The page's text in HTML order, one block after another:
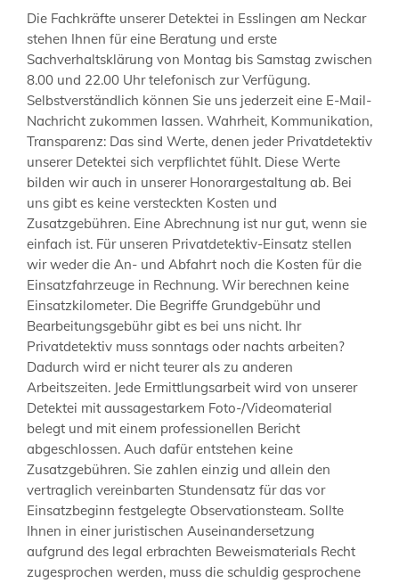
Die Fachkräfte unserer Detektei in Esslingen am Neckar
stehen Ihnen für eine Beratung und erste
Sachverhaltsklärung von Montag bis Samstag zwischen
8.00 und 22.00 Uhr telefonisch zur Verfügung.
Selbstverständlich können Sie uns jederzeit eine E-Mail-
Nachricht zukommen lassen. Wahrheit, Kommunikation,
Transparenz: Das sind Werte, denen jeder Privatdetektiv
unserer Detektei sich verpflichtet fühlt. Diese Werte
bilden wir auch in unserer Honorargestaltung ab. Bei
uns gibt es keine versteckten Kosten und
Zusatzgebühren. Eine Abrechnung ist nur gut, wenn sie
einfach ist. Für unseren Privatdetektiv-Einsatz stellen
wir weder die An- und Abfahrt noch die Kosten für die
Einsatzfahrzeuge in Rechnung. Wir berechnen keine
Einsatzkilometer. Die Begriffe Grundgebühr und
Bearbeitungsgebühr gibt es bei uns nicht. Ihr
Privatdetektiv muss sonntags oder nachts arbeiten?
Dadurch wird er nicht teurer als zu anderen
Arbeitszeiten. Jede Ermittlungsarbeit wird von unserer
Detektei mit aussagestarkem Foto-/Videomaterial
belegt und mit einem professionellen Bericht
abgeschlossen. Auch dafür entstehen keine
Zusatzgebühren. Sie zahlen einzig und allein den
vertraglich vereinbarten Stundensatz für das vor
Einsatzbeginn festgelegte Observationsteam. Sollte
Ihnen in einer juristischen Auseinandersetzung
aufgrund des legal erbrachten Beweismaterials Recht
zugesprochen werden, muss die schuldig gesprochene